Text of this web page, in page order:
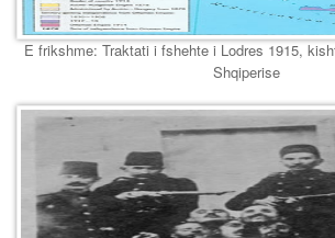
E frikshme: Traktati i fshehte i Lodres 1915,
Shqiperise